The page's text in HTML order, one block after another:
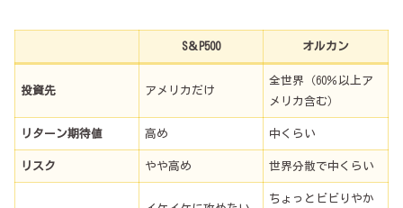
S＆P500 オルカン
投資先 アメリカだけ
全世界（60％以上ア
メリカ含む）
リターン期待値 高め 中くらい
リスク やや高め 世界分散で中くらい
ちょっとビビりやか